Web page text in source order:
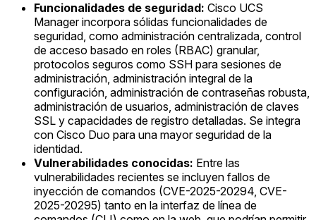
Funcionalidades de seguridad: Cisco UCS
Manager incorpora sólidas funcionalidades de
seguridad, como administración centralizada, control
de acceso basado en roles (RBAC) granular,
protocolos seguros como SSH para sesiones de
administración, administración integral de la
configuración, administración de contraseñas robusta,
administración de usuarios, administración de claves
SSL y capacidades de registro detalladas. Se integra
con Cisco Duo para una mayor seguridad de la
identidad.
Vulnerabilidades conocidas: Entre las
vulnerabilidades recientes se incluyen fallos de
inyección de comandos (CVE-2025-20294, CVE-
2025-20295) tanto en la interfaz de línea de